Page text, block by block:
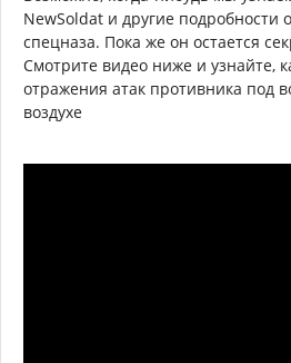
NewSoldat и другие подробности
спецназа. Пока же он остается
Смотрите видео ниже и узнайте,
отражения атак противника под
воздухе